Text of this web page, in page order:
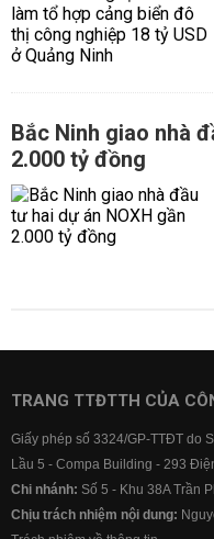
Bắc Ninh giao nhà
2.000 tỷ đồng
TRANG TTĐTTH CỦA
Giấy phép số 3324/GP-TTĐT do
Lầu 5 - Compa Building - 293
Chi nhánh: Số 5 - Khu 38A Trần
Chịu trách nhiệm nội dung: